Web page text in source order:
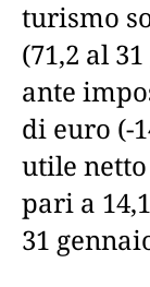
turismo
(71,2 al
ante
di euro (-
utile
pari a
31